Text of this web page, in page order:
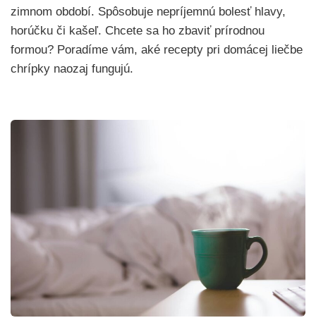
zimnom období. Spôsobuje nepríjemnú bolesť hlavy,
horúčku či kašeľ. Chcete sa ho zbaviť prírodnou
formou? Poradíme vám, aké recepty pri domácej liečbe
chrípky naozaj fungujú.